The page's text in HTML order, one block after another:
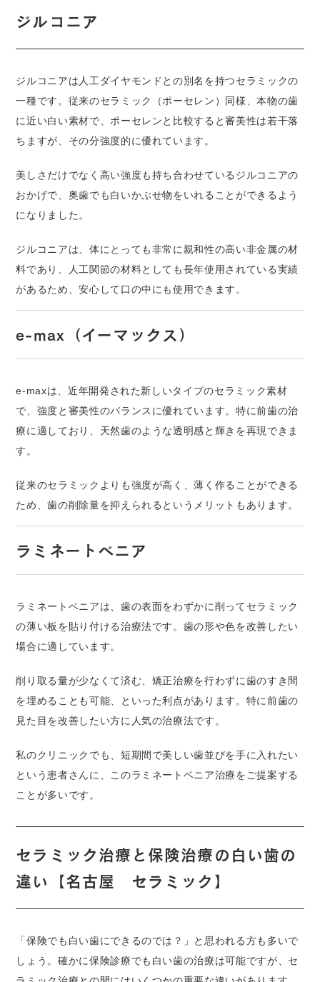
ジルコニア
ジルコニアは人工ダイヤモンドとの別名を持つセラミックの
一種です。従来のセラミック（ポーセレン）同様、本物の歯
に近い白い素材で、ポーセレンと比較すると審美性は若干落
ちますが、その分強度的に優れています。
美しさだけでなく高い強度も持ち合わせているジルコニアの
おかげで、奥歯でも白いかぶせ物をいれることができるよう
になりました。
ジルコニアは、体にとっても非常に親和性の高い非金属の材
料であり、人工関節の材料としても長年使用されている実績
があるため、安心して口の中にも使用できます。
e-max（イーマックス）
e-maxは、近年開発された新しいタイプのセラミック素材
で、強度と審美性のバランスに優れています。特に前歯の治
療に適しており、天然歯のような透明感と輝きを再現できま
す。
従来のセラミックよりも強度が高く、薄く作ることができる
ため、歯の削除量を抑えられるというメリットもあります。
ラミネートベニア
ラミネートベニアは、歯の表面をわずかに削ってセラミック
の薄い板を貼り付ける治療法です。歯の形や色を改善したい
場合に適しています。
削り取る量が少なくて済む、矯正治療を行わずに歯のすき間
を埋めることも可能、といった利点があります。特に前歯の
見た目を改善したい方に人気の治療法です。
私のクリニックでも、短期間で美しい歯並びを手に入れたい
という患者さんに、このラミネートベニア治療をご提案する
ことが多いです。
セラミック治療と保険治療の白い歯の
違い
【名古屋 セラミック】
「保険でも白い歯にできるのでは？」と思われる方も多いで
しょう。確かに保険診療でも白い歯の治療は可能ですが、セ